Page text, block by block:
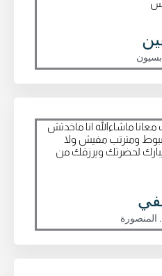
ماشاءالله انا ماخدتش
ومترتب مفيش ولا
لحضرتك ويرزقك من